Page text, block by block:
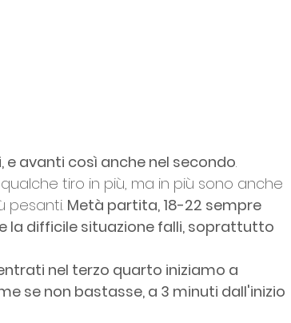
e avanti così anche nel secondo.
tiro in più, ma in più sono anche
pesanti. Metà partita, 18-22 sempre
la difficile situazione falli, soprattutto
nel terzo quarto iniziamo a
se non bastasse, a 3 minuti dall'inizio